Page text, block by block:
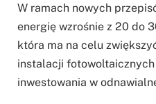
W ramach nowych
energię wzrośnie z 20 do
która ma na celu
instalacji
inwestowania w